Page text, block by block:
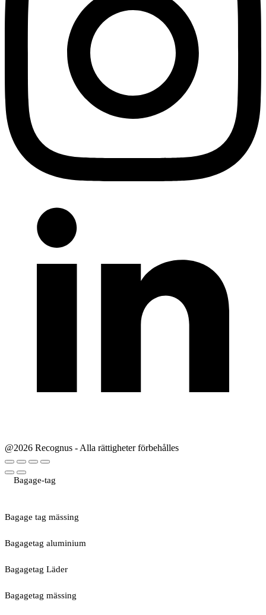
@2026 Recognus - Alla rättigheter förbehålles
Bagage-tag
Bagage tag mässing
Bagagetag aluminium
Bagagetag Läder
Bagagetag mässing